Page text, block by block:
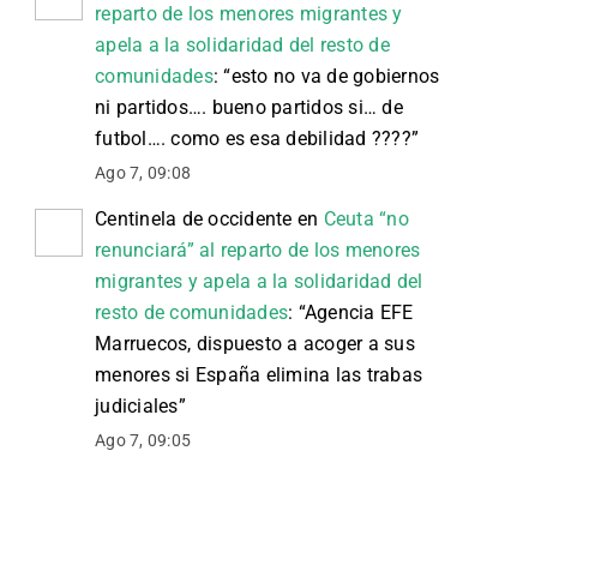
reparto de los menores migrantes y
apela a la solidaridad del resto de
comunidades: “esto no va de gobiernos
ni partidos…. bueno partidos si… de
futbol…. como es esa debilidad ????”
Ago 7, 09:08
Centinela de occidente en Ceuta “no
renunciará” al reparto de los menores
migrantes y apela a la solidaridad del
resto de comunidades: “Agencia EFE
Marruecos, dispuesto a acoger a sus
menores si España elimina las trabas
judiciales”
Ago 7, 09:05